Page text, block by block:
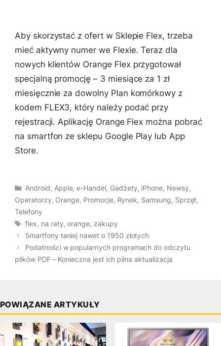
Aby skorzystać z ofert w Sklepie Flex, trzeba
mieć aktywny numer we Flexie. Teraz dla
nowych klientów Orange Flex przygotował
specjalną promocję – 3 miesiące za 1 zł
miesięcznie za dowolny Plan komórkowy z
kodem FLEX3, który należy podać przy
rejestracji. Aplikację Orange Flex można pobrać
na smartfon ze sklepu Google Play lub App
Store.
Kategorie
Android, Apple,e-Handel, Gadżety, iPhone, Newsy,
Operatorzy, Orange, Promocje, Rynek, Samsung, Sprzęt,
Telefony
Tagi
flex, na raty,orange, zakupy
Smartfony taniej nawet o 1950 złotych
Podatności w popularnych programach do odczytu
plików PDF – Konieczna jest ich pilna aktualizacja
POWIĄZANE ARTYKUŁY